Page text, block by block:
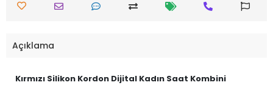
Açıklama
Kırmızı Silikon Kordon Dijital Kadın Saat Kombini